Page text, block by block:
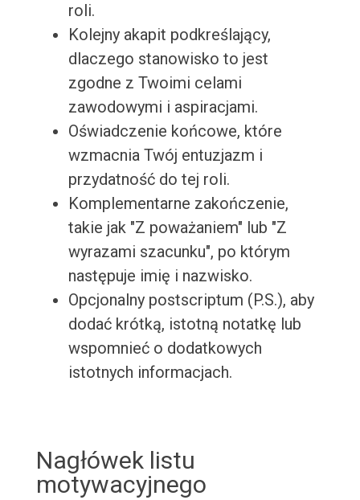
roli.
Kolejny akapit podkreślający,
dlaczego stanowisko to jest
zgodne z Twoimi celami
zawodowymi i aspiracjami.
Oświadczenie końcowe, które
wzmacnia Twój entuzjazm i
przydatność do tej roli.
Komplementarne zakończenie,
takie jak "Z poważaniem" lub "Z
wyrazami szacunku", po którym
następuje imię i nazwisko.
Opcjonalny postscriptum (P.S.), aby
dodać krótką, istotną notatkę lub
wspomnieć o dodatkowych
istotnych informacjach.
Nagłówek listu
motywacyjnego